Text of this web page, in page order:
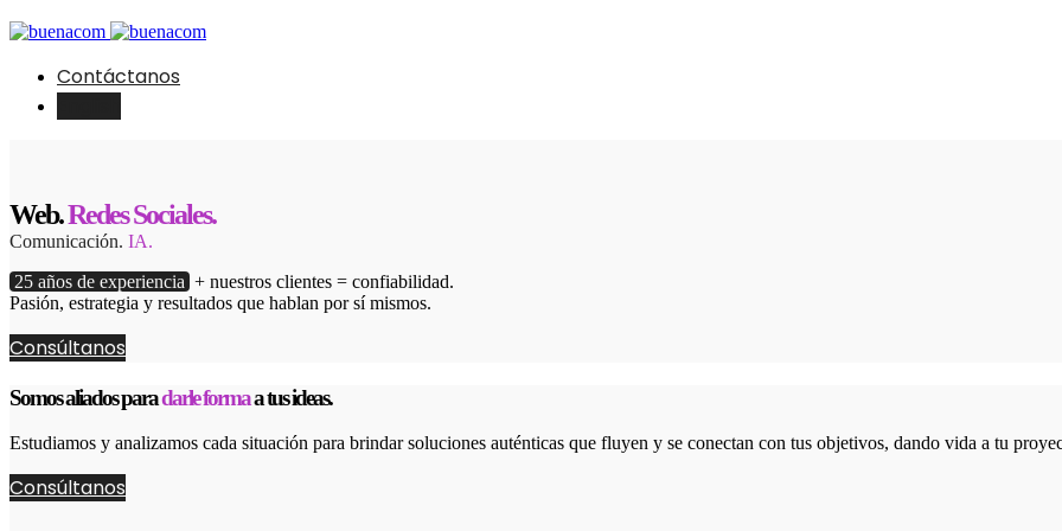
Contáctanos
Web.Redes Sociales.
Comunicación. IA.
25 años de experiencia + nuestros clientes = confiabilidad.
Pasión, estrategia y resultados que hablan por sí mismos.
Consúltanos
Somos aliados paradarle formaa tus ideas.
Estudiamos y analizamos cada situación para brindar soluciones auténticas que fluyen y se conectan con tus objetivos, dando vida a tu
Consúltanos